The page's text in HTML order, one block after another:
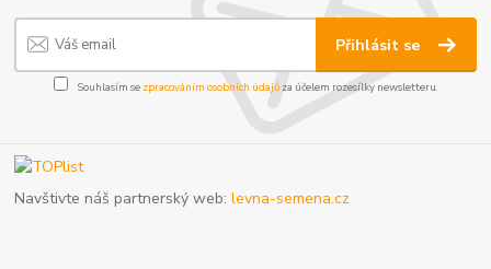
Přihlásit se
Souhlasím se zpracováním osobních údajůza účelem rozesílky newsletteru.
Navštivte náš partnerský web:levna-semena.cz